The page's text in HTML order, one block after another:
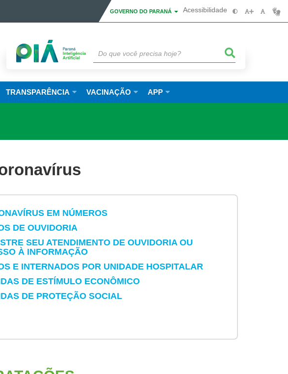
GOVERNO DO PARANÁ Acessibilidade
TRANSPARÊNCIA VACINAÇÃO APP
EM NÚMEROS
DE OUVIDORIA
SEU ATENDIMENTO DE OUVIDORIA OU
À INFORMAÇÃO
E INTERNADOS POR UNIDADE HOSPITALAR
DE ESTÍMULO ECONÔMICO
DE PROTEÇÃO SOCIAL